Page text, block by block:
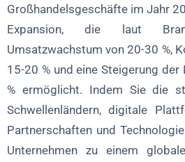
Großhandelsgeschäfte im Jahr
Expansion, die laut
Umsatzwachstum von 20-30 %,
15-20 % und eine Steigerung
% ermöglicht. Indem Sie die
Schwellenländern, digitale
Partnerschaften und
Unternehmen zu einem